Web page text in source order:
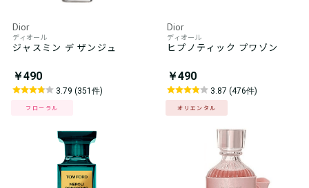
Dior
ディオール
ジャスミン デ ザンジュ
￥490
3.79 (351件)
フローラル
Dior
ディオール
ヒプノティック プワゾン
￥490
3.87 (476件)
オリエンタル